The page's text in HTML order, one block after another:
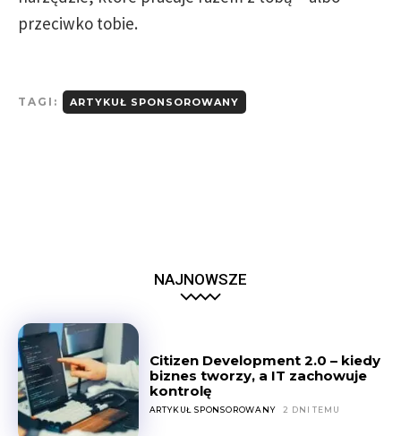
przeciwko tobie.
TAGI: ARTYKUŁ SPONSOROWANY
NAJNOWSZE
Citizen Development 2.0 – kiedy
biznes tworzy, a IT zachowuje
kontrolę
ARTYKUŁ SPONSOROWANY 2 DNI TEMU